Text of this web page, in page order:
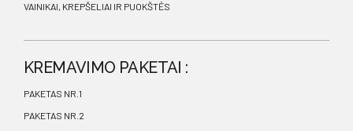
VAINIKAI, KREPŠELIAI IR PUOKŠTĖS
KREMAVIMO PAKETAI :
PAKETAS NR.1
PAKETAS NR.2